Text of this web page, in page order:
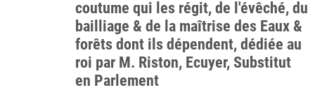
coutume qui les régit, de l'évêché, du
bailliage & de la maîtrise des Eaux &
forêts dont ils dépendent, dédiée au
roi par M. Riston, Ecuyer, Substitut
en Parlement